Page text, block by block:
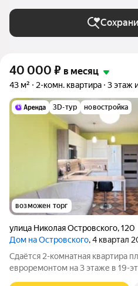
40 000 ₽ в месяц
43 м² 2-комн. квартира 3 этаж
3D-тур новостройка
возможен торг
улица Николая Островского,120
Дом на Островского, 4 квартал
Сдаётся 2-комнатная квартира
евроремонтом на 3 этаже в 19-